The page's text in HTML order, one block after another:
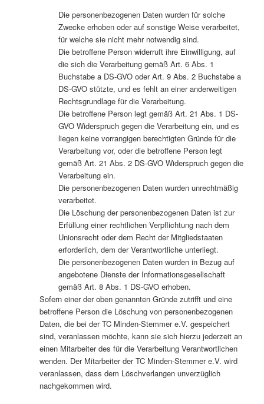
Die personenbezogenen Daten wurden für solche
Zwecke erhoben oder auf sonstige Weise verarbeitet,
für welche sie nicht mehr notwendig sind.
Die betroffene Person widerruft ihre Einwilligung, auf
die sich die Verarbeitung gemäß Art. 6 Abs. 1
Buchstabe a DS-GVO oder Art. 9 Abs. 2 Buchstabe a
DS-GVO stützte, und es fehlt an einer anderweitigen
Rechtsgrundlage für die Verarbeitung.
Die betroffene Person legt gemäß Art. 21 Abs. 1 DS-
GVO Widerspruch gegen die Verarbeitung ein, und es
liegen keine vorrangigen berechtigten Gründe für die
Verarbeitung vor, oder die betroffene Person legt
gemäß Art. 21 Abs. 2 DS-GVO Widerspruch gegen die
Verarbeitung ein.
Die personenbezogenen Daten wurden unrechtmäßig
verarbeitet.
Die Löschung der personenbezogenen Daten ist zur
Erfüllung einer rechtlichen Verpflichtung nach dem
Unionsrecht oder dem Recht der Mitgliedstaaten
erforderlich, dem der Verantwortliche unterliegt.
Die personenbezogenen Daten wurden in Bezug auf
angebotene Dienste der Informationsgesellschaft
gemäß Art. 8 Abs. 1 DS-GVO erhoben.
Sofern einer der oben genannten Gründe zutrifft und eine
betroffene Person die Löschung von personenbezogenen
Daten, die bei der TC Minden-Stemmer e.V. gespeichert
sind, veranlassen möchte, kann sie sich hierzu jederzeit an
einen Mitarbeiter des für die Verarbeitung Verantwortlichen
wenden. Der Mitarbeiter der TC Minden-Stemmer e.V. wird
veranlassen, dass dem Löschverlangen unverzüglich
nachgekommen wird.